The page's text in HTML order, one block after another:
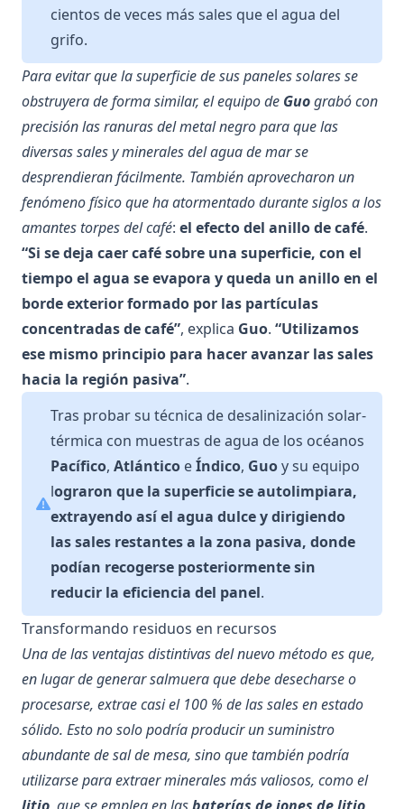
cientos de veces más sales que el agua del
grifo.
Para evitar que la superficie de sus paneles solares se
obstruyera de forma similar, el equipo de Guograbó con
precisión las ranuras del metal negro para que las
diversas sales y minerales del agua de mar se
desprendieran fácilmente. También aprovecharon un
fenómeno físico que ha atormentado durante siglos a los
amantes torpes del café: el efecto del anillo de café.
“Si se deja caer café sobre una superficie, con el
tiempo el agua se evapora y queda un anillo en el
borde exterior formado por las partículas
concentradas de café”, explica Guo. “Utilizamos
ese mismo principio para hacer avanzar las sales
hacia la región pasiva”.
Tras probar su técnica de desalinización solar-
térmica con muestras de agua de los océanos
Pacífico, Atlántico eÍndico, Guoy su equipo
lograron que la superficie se autolimpiara,
extrayendo así el agua dulce y dirigiendo
las sales restantes a la zona pasiva, donde
podían recogerse posteriormente sin
reducir la eficiencia del panel.
Transformando residuos en recursos
Una de las ventajas distintivas del nuevo método es que,
en lugar de generar salmuera que debe desecharse o
procesarse, extrae casi el 100 % de las sales en estado
sólido. Esto no solo podría producir un suministro
abundante de sal de mesa, sino que también podría
utilizarse para extraer minerales más valiosos, como el
litio , que se emplea en lasbaterías de iones de litio